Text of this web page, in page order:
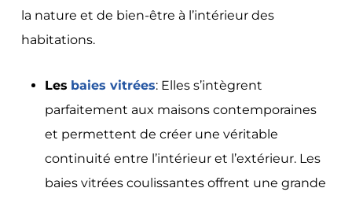
la nature et de bien-être à l’intérieur des
habitations.
Les baies vitrées: Elles s’intègrent
parfaitement aux maisons contemporaines
et permettent de créer une véritable
continuité entre l’intérieur et l’extérieur. Les
baies vitrées coulissantes offrent une grande